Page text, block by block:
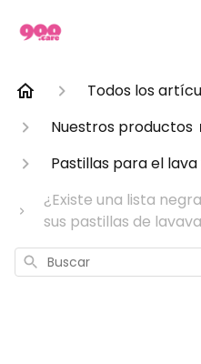
Todos los
Nuestros productos
Pastillas para el lava
¿Existe una lista
sus pastillas de
Buscar